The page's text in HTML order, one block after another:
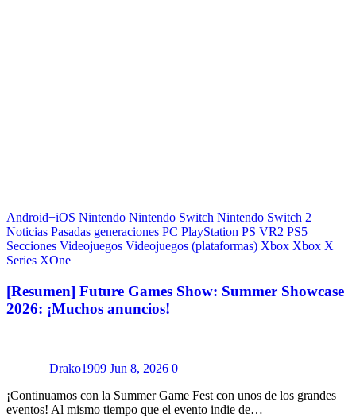
Android+iOS Nintendo Nintendo Switch Nintendo Switch 2
Noticias Pasadas generaciones PC PlayStation PS VR2 PS5
Secciones Videojuegos Videojuegos (plataformas) Xbox Xbox X
Series XOne
[Resumen] Future Games Show: Summer Showcase
2026: ¡Muchos anuncios!
Drako1909 Jun 8, 2026 0
¡Continuamos con la Summer Game Fest con unos de los grandes
eventos! Al mismo tiempo que el evento indie de…